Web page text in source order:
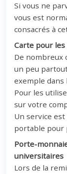
Si vous ne
vous est
consacrés à
Carte pour
De nombreux
un peu
exemple dans
Pour les
sur votre
Un service
portable pour
Porte-
universitaires
Lors de la